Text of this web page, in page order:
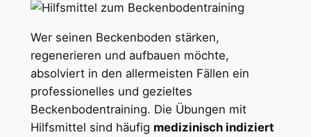
Wer seinen Beckenboden stärken,
regenerieren und aufbauen möchte,
absolviert in den allermeisten Fällen ein
professionelles und gezieltes
Beckenbodentraining. Die Übungen mit
Hilfsmittel sind häufig medizinisch indiziert